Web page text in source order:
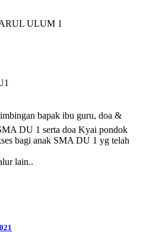
ULUM 1
bapak ibu guru, doa &
DU 1 serta doa Kyai pondok
bagi anak SMA DU 1 yg telah
lain..